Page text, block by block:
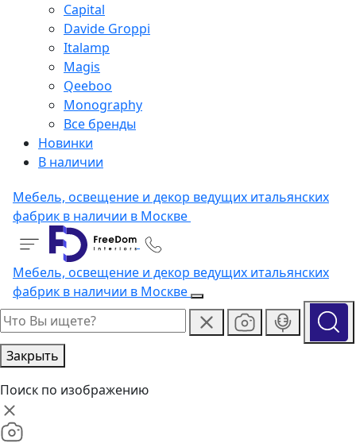
Capital
Davide Groppi
Italamp
Magis
Qeeboo
Monography
Все бренды
Новинки
В наличии
Мебель, освещение и декор ведущих итальянских
фабрик в наличии в Москве
Мебель, освещение и декор ведущих итальянских
фабрик в наличии в Москве
Закрыть
Поиск по изображению